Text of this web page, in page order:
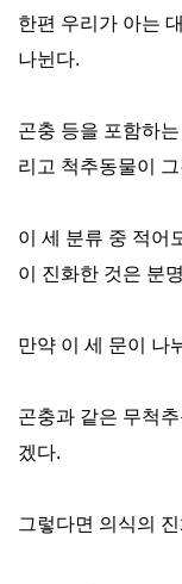
한편 우리가 아는
나뉜다.
곤충 등을 포함하
리고 척추동물이
이 세 분류 중 적어
이 진화한 것은 분
만약 이 세 문이 나
곤충과 같은 무척
겠다.
그렇다면 의식의